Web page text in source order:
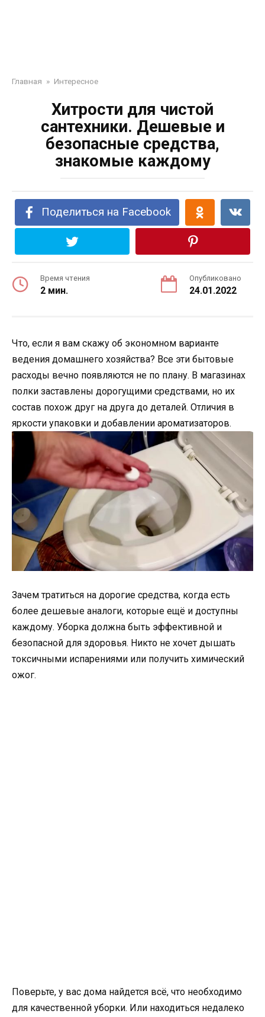
Главная » Интересное
Хитрости для чистой
сантехники. Дешевые и
безопасные средства,
знакомые каждому
Поделиться на Facebook
Время чтения
2 мин.
Опубликовано
24.01.2022
Что, если я вам скажу об экономном варианте
ведения домашнего хозяйства? Все эти бытовые
расходы вечно появляются не по плану. В магазинах
полки заставлены дорогущими средствами, но их
состав похож друг на друга до деталей. Отличия в
яркости упаковки и добавлении ароматизаторов.
Зачем тратиться на дорогие средства, когда есть
более дешевые аналоги, которые ещё и доступны
каждому. Уборка должна быть эффективной и
безопасной для здоровья. Никто не хочет дышать
токсичными испарениями или получить химический
ожог.
Поверьте, у вас дома найдется всё, что необходимо
для качественной уборки. Или находиться недалеко